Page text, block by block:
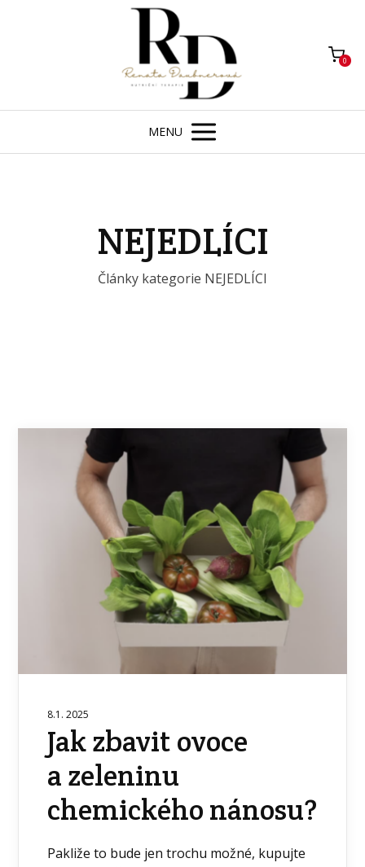
0
MENU
NEJEDLÍCI
Články kategorie NEJEDLÍCI
8.1. 2025
Jak zbavit ovoce
a zeleninu
chemického nánosu?
Pakliže to bude jen trochu možné, kupujte